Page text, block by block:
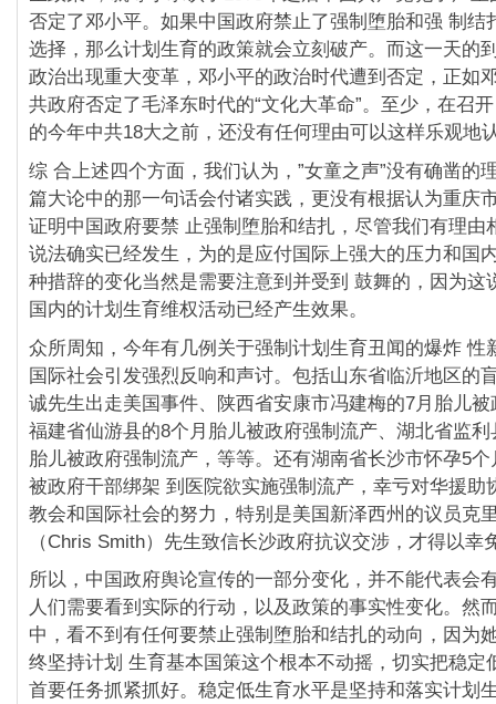
否定了邓小平。如果中国政府禁止了强制堕胎和强 制结
选择，那么计划生育的政策就会立刻破产。而这一天的
政治出现重大变革，邓小平的政治时代遭到否定，正如
共政府否定了毛泽东时代的“文化大革命”。至少，在召
的今年中共18大之前，还没有任何理由可以这样乐观地
综 合上述四个方面，我们认为，”女童之声”没有确凿的
篇大论中的那一句话会付诸实践，更没有根据认为重庆
证明中国政府要禁 止强制堕胎和结扎，尽管我们有理由
说法确实已经发生，为的是应付国际上强大的压力和国
种措辞的变化当然是需要注意到并受到 鼓舞的，因为这
国内的计划生育维权活动已经产生效果。
众所周知，今年有几例关于强制计划生育丑闻的爆炸 性
国际社会引发强烈反响和声讨。包括山东省临沂地区的
诚先生出走美国事件、陕西省安康市冯建梅的7月胎儿
福建省仙游县的8个月胎儿被政府强制流产、湖北省监
胎儿被政府强制流产，等等。还有湖南省长沙市怀孕5
被政府干部绑架 到医院欲实施强制流产，幸亏对华援助
教会和国际社会的努力，特别是美国新泽西州的议员克
（Chris Smith）先生致信长沙政府抗议交涉，才得以幸
所以，中国政府舆论宣传的一部分变化，并不能代表会
人们需要看到实际的行动，以及政策的事实性变化。然
中，看不到有任何要禁止强制堕胎和结扎的动向，因为
终坚持计划 生育基本国策这个根本不动摇，切实把稳定
首要任务抓紧抓好。稳定低生育水平是坚持和落实计划